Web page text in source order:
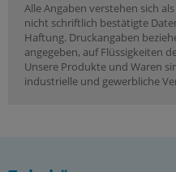
Alle Angaben verstehen sich
nicht schriftlich bestätigte
Haftung. Druckangaben
angegeben, auf Flüssigkeiten
Unsere Produkte und Waren
industrielle und gewerbliche